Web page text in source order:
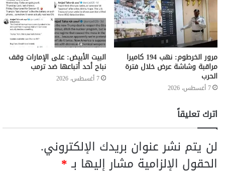
مرور الخرطوم: نهب 194 كاميرا
مراقبة وشاشة عرض خلال فترة
الحرب
7 أغسطس، 2026
البيت الأبيض: على ⁧‫الإمارات‬⁩ وقف
نباح أحد أتباعها ضد ترمب
7 أغسطس، 2026
اترك تعليقاً
لن يتم نشر عنوان بريدك الإلكتروني.
الحقول الإلزامية مشار إليها بـ*